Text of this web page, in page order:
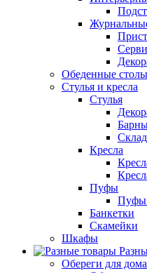
Обеденные столы
Стулья и кресла
Стулья
Кресла
Пуфы
Пуфы
Банкетки
Скамейки
Шкафы
Обереги для дома